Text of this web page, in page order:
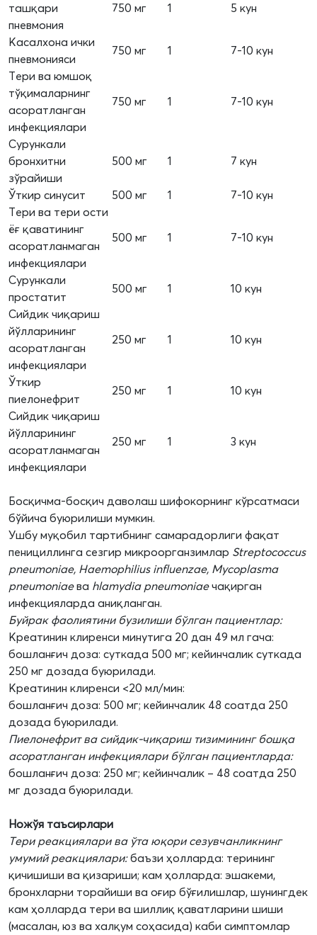
ташқари
пневмония
750 мг 1 5 кун
Касалхона ички
пневмонияси
750 мг 1
7-10 кун
Тери ва юмшоқ
тўқималарнинг
асоратланган
инфекциялари
750 мг 1 7-10 кун
Сурункали
бронхитни
зўрайиши
500 мг 1 7 кун
Ўткир синусит 500 мг 1
7-10 кун
Тери ва тери ости
ёғ қаватининг
асоратланмаган
инфекциялари
500 мг 1 7-10 кун
Сурункали
простатит
500 мг 1
10 кун
Сийдик чиқариш
йўлларининг
асоратланган
инфекциялари
250 мг 1 10 кун
Ўткир
пиелонефрит
250 мг 1
10 кун
Сийдик чиқариш
йўлларининг
асоратланмаган
инфекциялари
250 мг 1 3 кун
Босқичма-босқич даволаш шифокорнинг кўрсатмаси
бўйича буюрилиши мумкин.
Ушбу муқобил тартибнинг самарадорлиги фақат
пенициллинга сезгир микроорганзимлар Streptococcus
pneumoniae, Haemophilius influenzae, Mycoplasma
pneumoniaeва hlamydia pneumoniaeчақирган
инфекцияларда аниқланган.
Буйрак фаолиятини бузилиши бўлган пациентлар:
Креатинин клиренси минутига 20 дан 49 мл гача:
бошланғич доза: суткада 500 мг; кейинчалик суткада
250 мг дозада буюрилади.
Креатинин клиренси <20 мл/мин:
бошланғич доза: 500 мг; кейинчалик 48 соатда 250
дозада буюрилади.
Пиелонефрит ва сийдик-чиқариш тизимининг бошқа
асоратланган инфекциялари бўлган пациентларда:
бошланғич доза: 250 мг; кейинчалик – 48 соатда 250
мг дозада буюрилади.
Ножўя таъсирлари
Тери реакциялари ва ўта юқори сезувчанликнинг
умумий реакциялари:баъзи ҳолларда: терининг
қичишиши ва қизариши; кам ҳолларда: эшакеми,
бронхларни торайиши ва оғир бўғилишлар, шунингдек
кам ҳолларда тери ва шиллиқ қаватларини шиши
(масалан, юз ва халқум соҳасида) каби симптомлар